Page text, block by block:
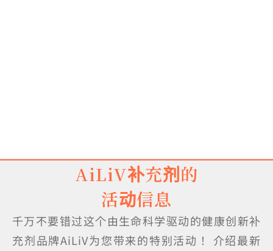
AiLiV补充剂的
活动信息
千万不要错过这个由生命科学驱动的健康创新补
充剂品牌AiLiV为您带来的特别活动！ 介绍最新